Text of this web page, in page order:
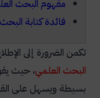
مفهوم البحث
فائدة كتابة
تكمن الضرورة إلى
البحث العلمي، حيث
بسيطة ويسهل على